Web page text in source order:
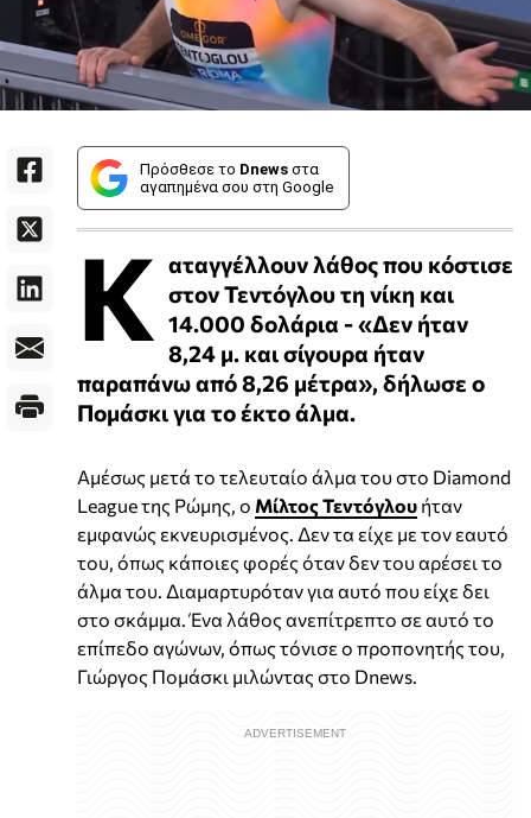
Πρόσθεσε το Dnews στα
αγαπημένα σου στη Google
Κ αταγγέλλουν λάθος που κόστισε
στον Τεντόγλου τη νίκη και
14.000 δολάρια - «Δεν ήταν
8,24 μ. και σίγουρα ήταν
παραπάνω από 8,26 μέτρα», δήλωσε ο
Πομάσκι για το έκτο άλμα.
Αμέσως μετά το τελευταίο άλμα του στο Diamond
League της Ρώμης, ο Μίλτος Τεντόγλου ήταν
εμφανώς εκνευρισμένος. Δεν τα είχε με τον εαυτό
του, όπως κάποιες φορές όταν δεν του αρέσει το
άλμα του. Διαμαρτυρόταν για αυτό που είχε δει
στο σκάμμα. Ένα λάθος ανεπίτρεπτο σε αυτό το
επίπεδο αγώνων, όπως τόνισε ο προπονητής του,
Γιώργος Πομάσκι μιλώντας στο Dnews.